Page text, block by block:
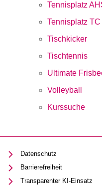
Tennisplatz
Tennisplatz
Tischkicker
Tischtennis
Ultimate
Volleyball
Kurssuche
Datenschutz
Barrierefreiheit
Transparenter KI-Einsatz